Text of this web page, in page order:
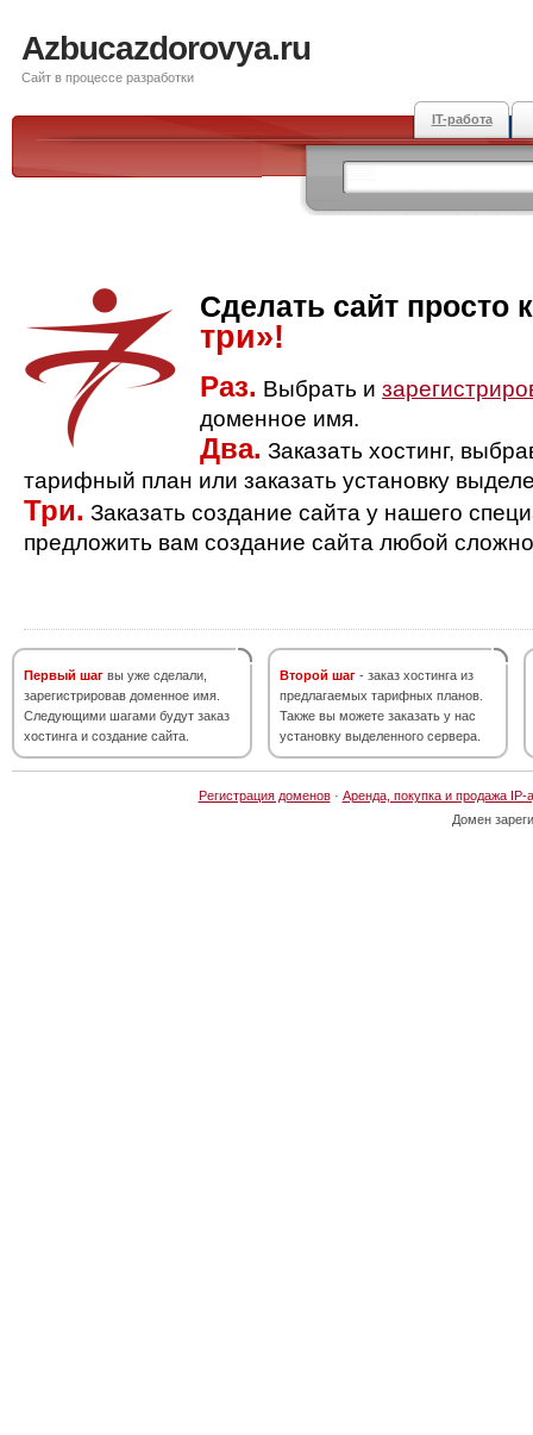
Azbucazdorovya.ru
Сайт в процессе разработки
IT-работа
Сделать сайт просто
три»!
Раз. Выбрать и
доменное имя.
Два. Заказать хостинг,
тарифный план или заказать установку
Три. Заказать создание сайта у нашего
предложить вам создание сайта любой
Первый шаг вы уже сделали,
зарегистрировав доменное имя.
Следующими шагами будут заказ
хостинга и создание сайта.
Второй шаг - заказ хостинга из
предлагаемых тарифных планов.
Также вы можете заказать у нас
установку выделенного сервера.
Регистрация доменов· Аренда, покупка и продажа IP-
Домен